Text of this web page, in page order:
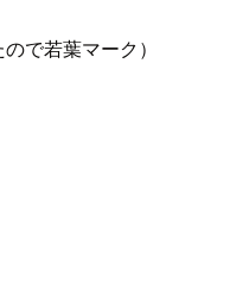
で若葉マーク）